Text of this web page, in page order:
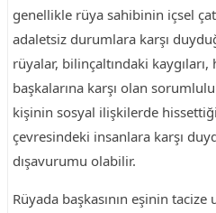
genellikle rüya sahibinin içsel
adaletsiz durumlara karşı
rüyalar, bilinçaltındaki
başkalarına karşı olan
kişinin sosyal ilişkilerde
çevresindeki insanlara karşı
dışavurumu olabilir.
Rüyada başkasının eşinin tacize